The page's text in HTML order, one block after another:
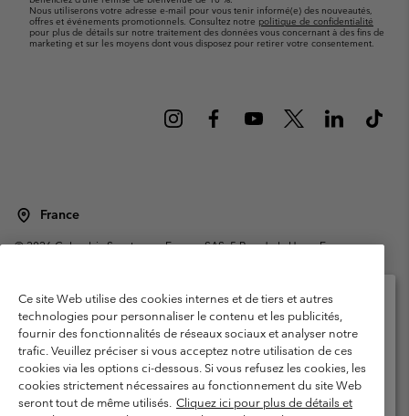
Nous utiliserons votre adresse e-mail pour vous tenir informé(e) des nouveautés,
offres et événements promotionnels. Consultez notre politique de confidentialité
pour plus de détails sur notre traitement des données vous concernant à des fins de
marketing et sur les moyens dont vous disposez pour retirer votre consentement.
France
©2026Columbia Sportswear Europe SAS. 5 Rue de la Haye, Espace
Garanties Légales
Politique de confidentialité
Conditions d'utilisation - Membres
Conditions D'utilisation - Contenu généré par l'utilisateur
Impressum
Cookies
Public CBCR
Ce site Web utilise des cookies internes et de tiers et autres
technologies pour personnaliser le contenu et les publicités,
fournir des fonctionnalités de réseaux sociaux et analyser notre
trafic. Veuillez préciser si vous acceptez notre utilisation de ces
cookies via les options ci-dessous. Si vous refusez les cookies, les
cookies strictement nécessaires au fonctionnement du site Web
seront tout de même utilisés. Cliquez ici pour plus de détails et
Veuillez sélectionner votre pays d’expédition et
votre langue
Achats en ligne disponibles